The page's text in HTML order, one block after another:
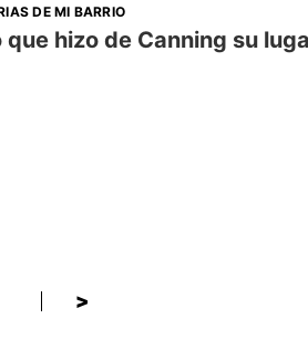
DE MI BARRIO
que hizo de Canning su
>